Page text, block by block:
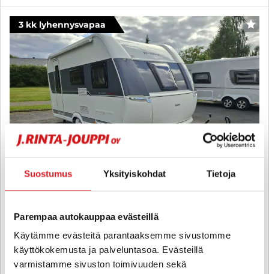
Suostumus Yksityiskohdat Tietoja
Parempaa autokauppaa evästeillä
Käytämme evästeitä parantaaksemme sivustomme
käyttökokemusta ja palveluntasoa. Evästeillä
varmistamme sivuston toimivuuden sekä
3 kk lyhennysvapaa
Hobby 440 SF
DE LUXE EDITION - PARISKUNTAVAUNU, PUSSIMARKIISI, KEVYT
1100 KG OMAMASSA – HELPPO VETÄÄ JA TALOUDELLINEN
MATKAKUMPPANI!